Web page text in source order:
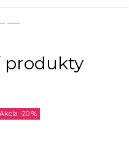
EXTRAIT, AQUA VITAE, 724,
-20 %